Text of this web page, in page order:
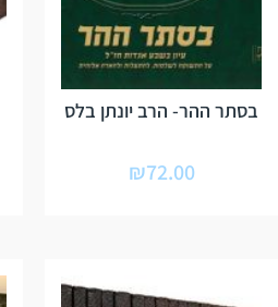
בסתר ההר- הרב יונתן בלס
₪72.00